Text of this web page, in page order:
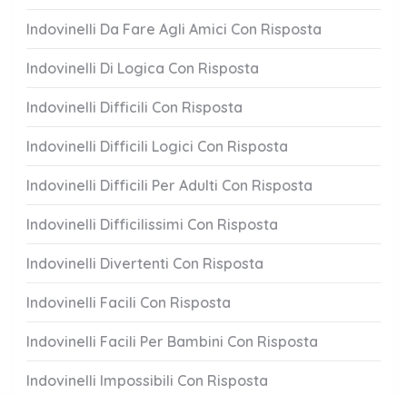
Indovinelli Da Fare Agli Amici Con Risposta
Indovinelli Di Logica Con Risposta
Indovinelli Difficili Con Risposta
Indovinelli Difficili Logici Con Risposta
Indovinelli Difficili Per Adulti Con Risposta
Indovinelli Difficilissimi Con Risposta
Indovinelli Divertenti Con Risposta
Indovinelli Facili Con Risposta
Indovinelli Facili Per Bambini Con Risposta
Indovinelli Impossibili Con Risposta